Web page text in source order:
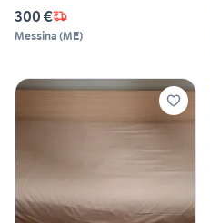
300 €
Messina (ME)